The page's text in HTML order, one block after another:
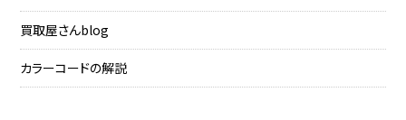
買取屋さんblog
カラーコードの解説